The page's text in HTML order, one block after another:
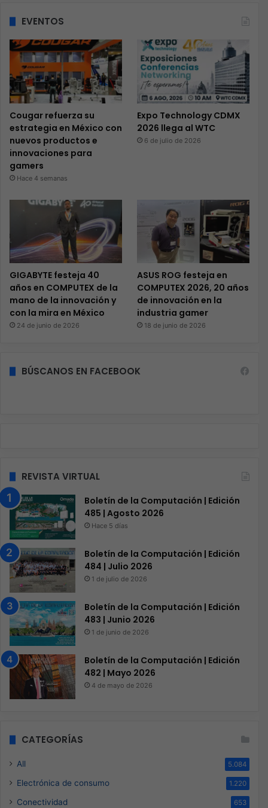
EVENTOS
Cougar refuerza su
estrategia en México con
nuevos productos e
innovaciones para
gamers
Hace 4 semanas
Expo Technology CDMX
2026 llega al WTC
6 de julio de 2026
GIGABYTE festeja 40
años en COMPUTEX de la
mano de la innovación y
con la mira en México
24 de junio de 2026
ASUS ROG festeja en
COMPUTEX 2026, 20 años
de innovación en la
industria gamer
18 de junio de 2026
BÚSCANOS EN FACEBOOK
REVISTA VIRTUAL
Boletín de la Computación | Edición
485 | Agosto 2026
Hace 5 días
Boletín de la Computación | Edición
484 | Julio 2026
1 de julio de 2026
Boletín de la Computación | Edición
483 | Junio 2026
1 de junio de 2026
Boletín de la Computación | Edición
482 | Mayo 2026
4 de mayo de 2026
CATEGORÍAS
All 5.084
Electrónica de consumo 1.220
Conectividad 653